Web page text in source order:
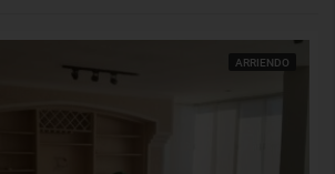
ARRIENDO